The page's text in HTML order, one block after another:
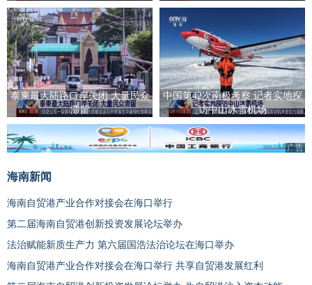
泰柬最大陆路口岸关闭 大量民众
滞留
中国第42次南极考察 记者实地探
访中山冰雪机场
广告
海南新闻
海南自贸港产业合作对接会在海口举行
第二届海南自贸港创新投资发展论坛举办
法治赋能新质生产力 第六届国浩法治论坛在海口举办
海南自贸港产业合作对接会在海口举行 共享自贸港发展红利